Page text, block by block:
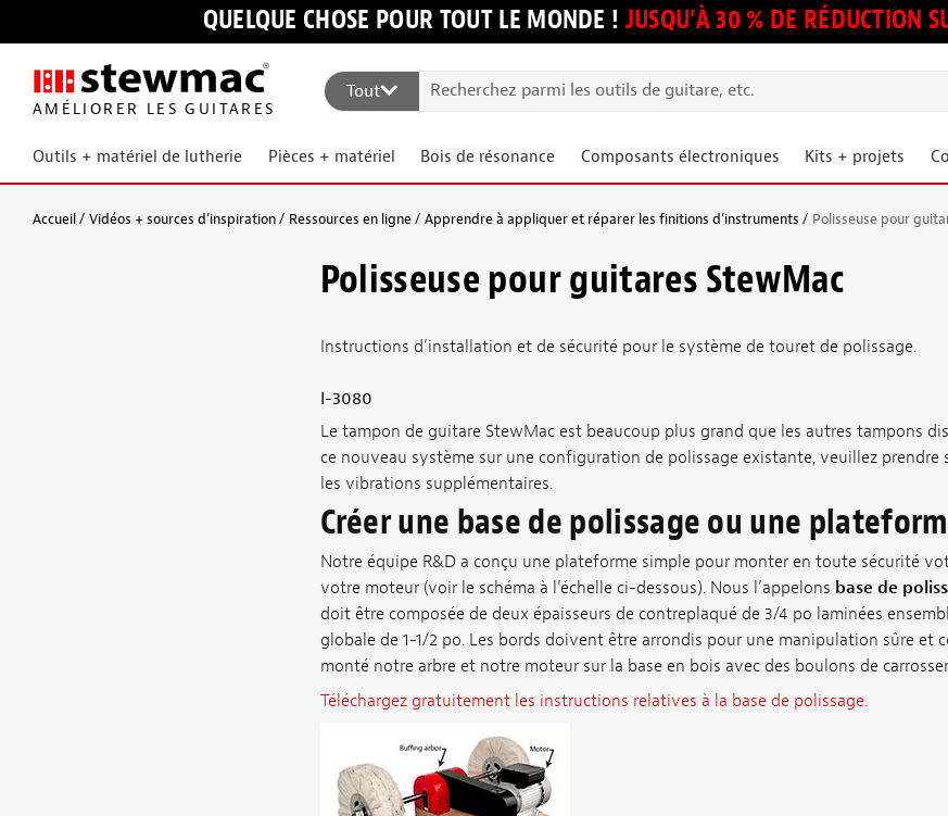
QUELQUE CHOSE POUR TOUT LE MONDE ! JUSQU’À 30 % DE RÉDUCTION
AMÉLIORER LES GUITARES
Tout
Outils + matériel de lutherie Pièces + matériel Bois de résonance Composants électroniques Kits + projets
Accueil Vidéos + sources d’inspiration Ressources en ligne Apprendre à appliquer et réparer les finitions d’instruments Polisseuse pour
Polisseuse pour guitares StewMac
Instructions d’installation et de sécurité pour le système de touret de polissage.
I-3080
Le tampon de guitare StewMac est beaucoup plus grand que les autres tampons
ce nouveau système sur une configuration de polissage existante, veuillez prendre
les vibrations supplémentaires.
Créer une base de polissage ou une
Notre équipe R&D a conçu une plateforme simple pour monter en toute sécurité
votre moteur (voir le schéma à l’échelle ci-dessous). Nous l’appelons base de
doit être composée de deux épaisseurs de contreplaqué de 3/4 po laminées
globale de 1-1/2 po. Les bords doivent être arrondis pour une manipulation sûre et
monté notre arbre et notre moteur sur la base en bois avec des boulons de
Téléchargez gratuitement les instructions relatives à la base de polissage.